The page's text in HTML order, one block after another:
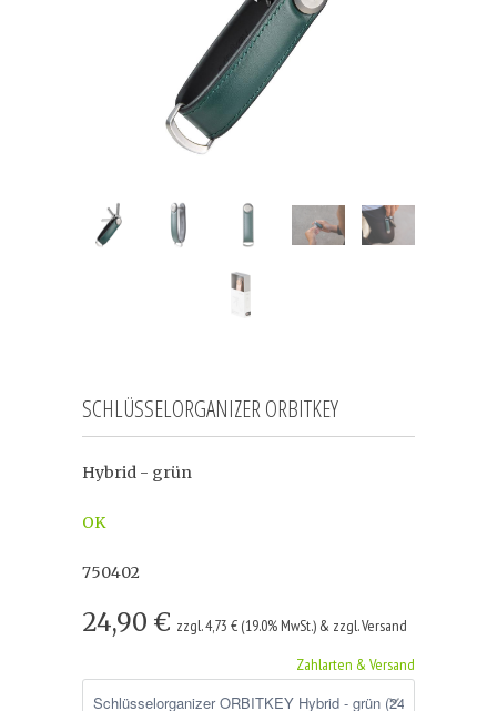
SCHLÜSSELORGANIZER ORBITKEY
Hybrid - grün
OK
750402
24,90 € zzgl. 4,73 € (19.0% MwSt.) & zzgl. Versand
Zahlarten & Versand